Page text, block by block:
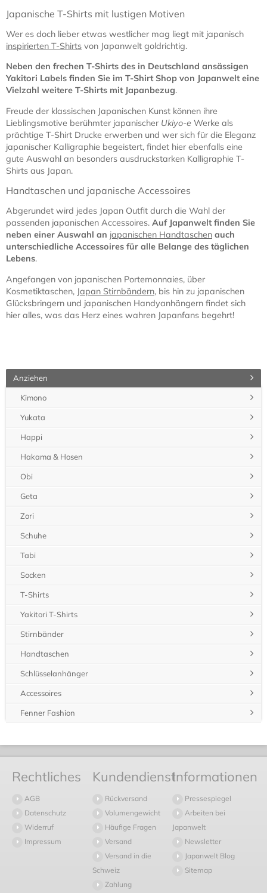
Japanische T-Shirts mit lustigen Motiven
Wer es doch lieber etwas westlicher mag liegt mit japanisch
inspirierten T-Shirts von Japanwelt goldrichtig.
Neben den frechen T-Shirts des in Deutschland ansässigen
Yakitori Labels finden Sie im T-Shirt Shop von Japanwelt eine
Vielzahl weitere T-Shirts mit Japanbezug.
Freude der klassischen Japanischen Kunst können ihre
Lieblingsmotive berühmter japanischer Ukiyo-e Werke als
prächtige T-Shirt Drucke erwerben und wer sich für die Eleganz
japanischer Kalligraphie begeistert, findet hier ebenfalls eine
gute Auswahl an besonders ausdruckstarken Kalligraphie T-
Shirts aus Japan.
Handtaschen und japanische Accessoires
Abgerundet wird jedes Japan Outfit durch die Wahl der
passenden japanischen Accessoires. Auf Japanwelt finden Sie
neben einer Auswahl an japanischen Handtaschen auch
unterschiedliche Accessoires für alle Belange des täglichen
Lebens.
Angefangen von japanischen Portemonnaies, über
Kosmetiktaschen, Japan Stirnbändern, bis hin zu japanischen
Glücksbringern und japanischen Handyanhängern findet sich
hier alles, was das Herz eines wahren Japanfans begehrt!
Anziehen
Kimono
Yukata
Happi
Hakama & Hosen
Obi
Geta
Zori
Schuhe
Tabi
Socken
T-Shirts
Yakitori T-Shirts
Stirnbänder
Handtaschen
Schlüsselanhänger
Accessoires
Fenner Fashion
Rechtliches
AGB
Datenschutz
Widerruf
Impressum
Kundendienst
Rückversand
Volumengewicht
Häufige Fragen
Versand
Versand in die
Schweiz
Zahlung
Informationen
Pressespiegel
Arbeiten bei
Japanwelt
Newsletter
Japanwelt Blog
Sitemap